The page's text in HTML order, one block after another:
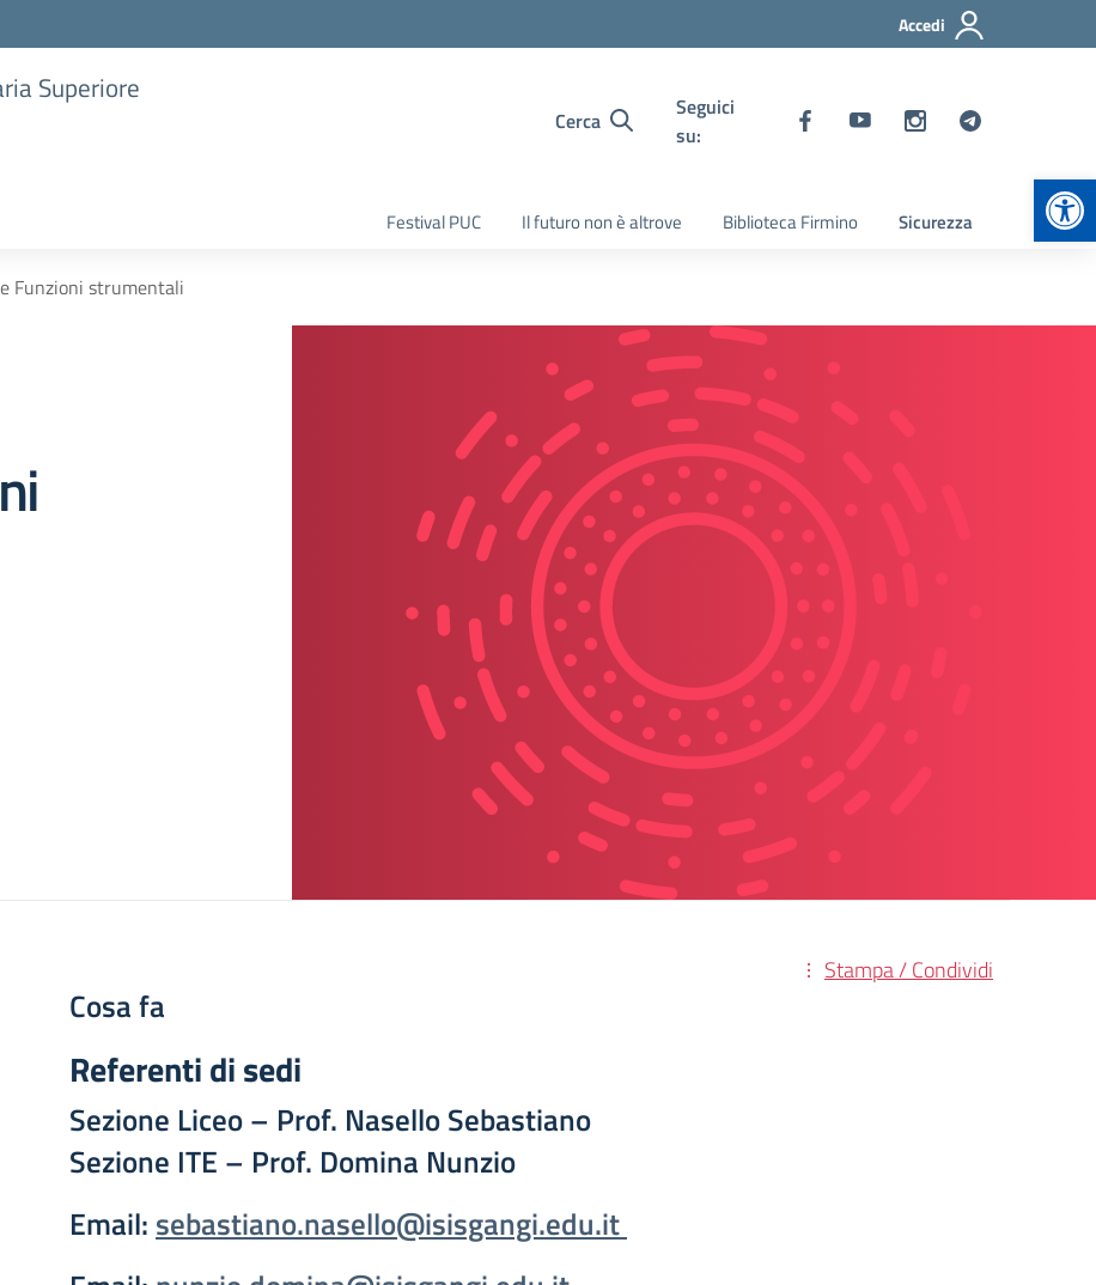
Accedi
Superiore
Cerca
Seguici
su:
Festival PUC Il futuro non è altrove Biblioteca Firmino Sicurezza
Funzioni strumentali
Stampa / Condividi
Cosa fa
Referenti di sedi
Sezione Liceo – Prof. Nasello Sebastiano
Sezione ITE – Prof. Domina Nunzio
Email: sebastiano.nasello@isisgangi.edu.it